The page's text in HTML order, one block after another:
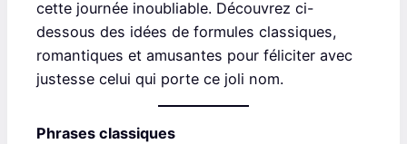
cette journée inoubliable. Découvrez ci-
dessous des idées de formules classiques,
romantiques et amusantes pour féliciter avec
justesse celui qui porte ce joli nom.
Phrases classiques